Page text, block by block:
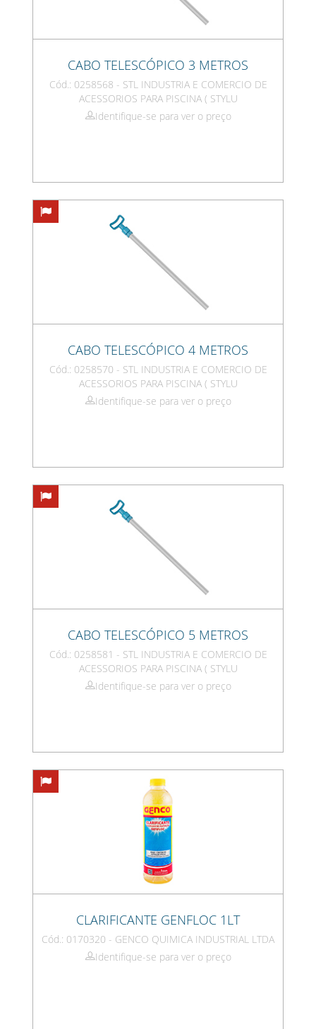
CABO TELESCÓPICO 3 METROS
Cód.: 0258568 - STL INDUSTRIA E COMERCIO DE
ACESSORIOS PARA PISCINA ( STYLU
Identifique-se para ver o preço
CABO TELESCÓPICO 4 METROS
Cód.: 0258570 - STL INDUSTRIA E COMERCIO DE
ACESSORIOS PARA PISCINA ( STYLU
Identifique-se para ver o preço
CABO TELESCÓPICO 5 METROS
Cód.: 0258581 - STL INDUSTRIA E COMERCIO DE
ACESSORIOS PARA PISCINA ( STYLU
Identifique-se para ver o preço
CLARIFICANTE GENFLOC 1LT
Cód.: 0170320 - GENCO QUIMICA INDUSTRIAL LTDA
Identifique-se para ver o preço